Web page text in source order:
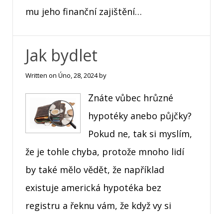
mu jeho finanční zajištění…
Jak bydlet
Written on Úno, 28, 2024by
Znáte vůbec hrůzné
hypotéky anebo půjčky?
Pokud ne, tak si myslím,
že je tohle chyba, protože mnoho lidí
by také mělo vědět, že například
existuje americká hypotéka bez
registru a řeknu vám, že když vy si